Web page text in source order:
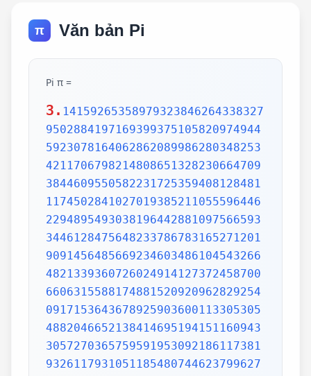
π Văn bản Pi
Pi π =
3. 1415926535897932384626433832795028841971693993751058209749445923078164062862089986280348253421170679821480865132823066470938446095505822317253594081284811174502841027019385211055596446229489549303819644288109756659334461284756482337867831652712019091456485669234603486104543266482133936072602491412737245870066063155881748815209209628292540917153643678925903600113305305488204665213841469519415116094330572703657595919530921861173819326117931051185480744623799627495673518857527248912279381830119491298336733624406566430860213949463952247371907021798609437027705392171762931767523846748184676694051320005681271452635608277857713427577896091736371787214684409012249534301465495853710507922796892589235420199561121290219608640344181598136297747713099605187072113499999983729780499510597317328160963185950244594553469083026425223082533446850352619311881710100031378387528865875332083814206171776691473035982534904287554687311595628638823537875937519577818577805321712268066130019278766111959092164201989380952572010654858632788659361533818279682303019520353018529689957736225994138912497217752834791315155748572424541506959508295331168617278558890750983817546374649393192550604009277016711390098488240128583616035637076601047101819429555961989467678374494482553797747268471040475346462080466842590694912933136770289891521047521620569660240580381501935112533824300355876402474964732639141992726042699227967823547816360093417216412199245863150302861829745557067498385054945885869269956909272107975093029553211653449872027559602364806654991198818347977535663698074265425278625518184175746728909777727938000816470600161452491921732172147723501414419735685481613611573525521334757418494684385233239073941433345477624168625189835694855620992192221842725502542568876717904946016534668049886272327917860857843838279679766814541009538837863609506800642251252051173929848960841284886269456042419652850222106611863067442786220391949450471237137869609563643719172874677646575739624138908658326459958133904780275900994657640789512694683983525957098258226205224894077267194782684826014769909026401363944374553050682034962524517493996514314298091906592509372216964615157098583874105978859597729754989301617539284681382686838689427741559918559252459539594310499725246808459872736446958486538367362226260991246080512438843904512441365497627807977156914359977001296160894416948685558484063534220722258284886481584560285060168427394522674676788952521385225499546667278239864565961163548862305774564980355936345681743241125150760694794510965960940252288797108931456691368672287489405601015033086179286809208747609178249385890097149096759852613655497818931297848216829989487226588048575640142704775551323796414515237462343645428584447952658678210511413547357395231134271661021359695362314429524849371871101457654035902799344037420073105785390621983874478084784896833214457138687519435064302184531910484810053706146806749192781911979399520614196634287544406437451237181921799983910159195618146751426912397489409071864942319615679452080951465502252316038819301420937621378559566389377870830390697920773467221825625996615014215030680384477345492026054146659252014974428507325186660021324340881907104863317346496514539057962685610055081066587969981635747363840525714591028970641401109712062804390397595156771577004203378699360072305587631763594218731251471205329281918261861258673215791984148488291644706095752706957220917567116722910981690915280173506712748583222871835209353965725121083579151369882091444210067510334671103141267111369908658516398315019701651511685171437657618351556508849099898599823873455283316355076479185358932261854896321329330898570642046752590709154814165498594616371802709819943099244889575712828905923233260972997120844335732654893823911932597463667305836041428138830320382490375898524374417029132765618093773444030707469211201913020330380197621101100449293215160842444859637669838952286847831235526582131449576857262433441893039686426243410773226978028073189154411010446823252716201052652272111660396665573092547110557853763466820653109896526918620564769312570586356620185581007293606598764861179104533488503461136576867532494416680396265797877185560845529654126654085306143444318586769751456614068007002378776591344017127494704205622305389945613140711270004078547332699390814546646458807972708266830634328587856983052358089330657574067954571637752542021149557615814002501262285941302164715509792592309907965473761255176567513575178296664547791745011299614890304639947132962107340437518957359614589019389713111790429782856475032031986915140287080859904801094121472213179476477726224142548545403321571853061422881375850430633217518297986622371721591607716692547487389866549494501146540628433663937900397692656721463853067360965712091807638327166416274888800786925602902284721040317211860820419000422966171196377921337575114959501566049631862947265473642523081770367515906735023507283540567040386743513622224771589150495309844489333096340878076932599397805419341447377441842631298608099888687413260472156951623965864573021631598193195167353812974167729478672422924654366800980676928238280689964004824354037014163149658979409243237896907069779422362508221688957383798623001593776471651228935786015881617557829735233446042815126272037343146531977774160319906655418763979293344195215413418994854447345673831624993419131814809277771038638773431772075456545322077709212019051660962804909263601975988281613323166636528619326686336062735676303544776280350450777235547105859548702790814356240145171806246436267945612753181340783303362542327839449753824372058353114771199260638133467768796959703098339130771098704085913374641442822772634659470474587847787201927715280731767907707157213444730605700733492436931138350493163128404251219256517980694113528013147013047816437885185290928545201165839341965621349143415956258658655705526904965209858033850722426482939728584783163057777560688876446248246857926039535277348030480290058760758251047470916439613626760449256274204208320856611906254543372131535958450687724602901618766795240616342522577195429162991930645537799140373404328752628889639958794757291746426357455254079091451357111369410911939325191076020825202618798531887705842972591677813149699009019211697173727847684726860849003377024242916513005005168323364350389517029893922334517220138128069650117844087451960121228599371623130171144484640903890644954440061986907548516026327505298349187407866808818338510228334508504860825039302133219715518430635455007668282949304137765527939751754613953984683393638304746119966538581538420568533862186725233402830871123282789212507712629463229563989898935821167456270102183564622013496715188190973038119800497340723961036854066431939509790190699639552453005450580685501956730229219139339185680344903982059551002263535361920419947455385938102343955449597783779023742161727111723643435439478221818528624085140066604433258885698670543154706965747458550332323342107301545940516553790686627333799585115625784322988273723198987571415957811196358330059408730681216028764962867446047746491599505497374256269010490377819868359381465741268049256487985561453723478673303904688383436346553794986419270563872931748723320837601123029911367938627089438799362016295154133714248928307220126901475466847653576164773794675200490757155527819653621323926406160136358155907422020203187277605277219005561484255518792530343513984425322341576233610642506390497500865627109535919465897514131034822769306247435363256916078154781811528436679570611086153315044521274739245449454236828860613408414863776700961207151249140430272538607648236341433462351897576645216413767969031495019108575984423919862916421939949072362346468441173940326591840443780513338945257423995082965912285085558215725031071257012668302402929525220118726767562204154205161841634847565169998116141010029960783869092916030288400269104140792886215078424516709087000699282120660418371806535567252532567532861291042487761825829765157959847035622262934860034158722980534989650226291748788202734209222245339856264766914905562842503912757710284027998066365825488926488025456610172967026640765590429099456815065265305371829412703369313785178609040708667114965583434347693385781711386455873678123014587687126603489139095620099393610310291616152881384379099042317473363948045759314931405297634757481193567091101377517210080315590248530906692037671922033229094334676851422144773793937517034436619910403375111735471918550464490263655128162288244625759163330391072253837421821408835086573917715096828874782656995995744906617583441375223970968340800535598491754173818839994469748676265516582765848358845314277568790029095170283529716344562129640435231176006651012412006597558512761785838292041974844236080071930457618932349229279650198751872127267507981255470958904556357921221033346697499235630254947802490114195212382815309114079073860251522742995818072471625916685451333123948049470791191532673430282441860414263639548000448002670496248201792896476697583183271314251702969234889627668440323260927524960357996469256504936818360900323809293459588970695365349406034021665443755890045632882250545255640564482465151875471196218443965825337543885690941130315095261793780029741207665147939425902989695946995565761218656196733786236256125216320862869222103274889218654364802296780705765615144632046927906821207388377814233562823608963208068222468012248261177185896381409183903673672220888321513755600372798394004152970028783076670944474560134556417254370906979396122571429894671543578468788614445812314593571984922528471605049221242470141214780573455105008019086996033027634787081081754501193071412233908663938339529425786905076431006383519834389341596131854347546495569781038293097164651438407007073604112373599843452251610507027056235266012764848308407611830130527932054274628654036036745328651057065874882256981579367897669742205750596834408697350201410206723585020072452256326513410559240190274216248439140359989535394590944070469120914093870012645600162374288021092764579310657922955249887275846101264836999892256959688159205600101655256375678